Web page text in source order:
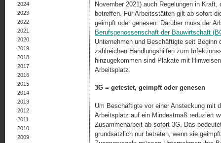
November 2021) auch Regelungen in
betreffen. Für Arbeitsstätten gilt ab sofort
geimpft oder genesen. Darüber muss der
Berufsgenossenschaft der Bauwirtschaft
Unternehmen und Beschäftigte seit Beginn
zahlreichen Handlungshilfen zum
hinzugekommen sind Plakate mit
Arbeitsplatz.
3G = getestet, geimpft oder genesen
Um Beschäftigte vor einer Ansteckung mit
Arbeitsplatz auf ein Mindestmaß reduziert
Zusammenarbeit ab sofort 3G. Das
grundsätzlich nur betreten, wenn sie
2024
2023
2022
2021
2020
2019
2018
2017
2016
2015
2014
2013
2012
2011
2010
2009